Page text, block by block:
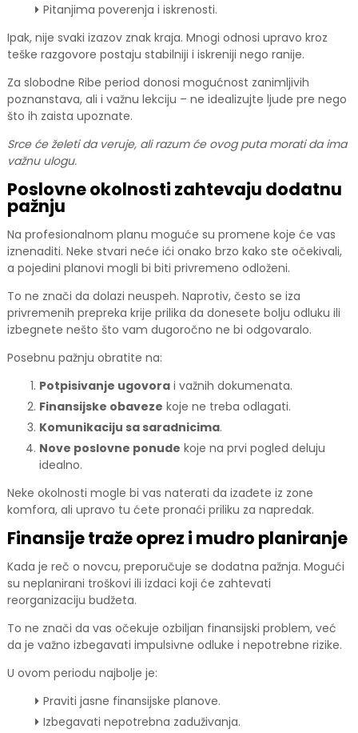
Pitanjima poverenja i iskrenosti.
Ipak, nije svaki izazov znak kraja. Mnogi odnosi upravo kroz
teške razgovore postaju stabilniji i iskreniji nego ranije.
Za slobodne Ribe period donosi mogućnost zanimljivih
poznanstava, ali i važnu lekciju – ne idealizujte ljude pre nego
što ih zaista upoznate.
Srce će želeti da veruje, ali razum će ovog puta morati da ima
važnu ulogu.
Poslovne okolnosti zahtevaju dodatnu
pažnju
Na profesionalnom planu moguće su promene koje će vas
iznenaditi. Neke stvari neće ići onako brzo kako ste očekivali,
a pojedini planovi mogli bi biti privremeno odloženi.
To ne znači da dolazi neuspeh. Naprotiv, često se iza
privremenih prepreka krije prilika da donesete bolju odluku ili
izbegnete nešto što vam dugoročno ne bi odgovaralo.
Posebnu pažnju obratite na:
Potpisivanje ugovorai važnih dokumenata.
Finansijske obaveze koje ne treba odlagati.
Komunikaciju sa saradnicima.
Nove poslovne ponude koje na prvi pogled deluju
idealno.
Neke okolnosti mogle bi vas naterati da izađete iz zone
komfora, ali upravo tu ćete pronaći priliku za napredak.
Finansije traže oprez i mudro planiranje
Kada je reč o novcu, preporučuje se dodatna pažnja. Mogući
su neplanirani troškovi ili izdaci koji će zahtevati
reorganizaciju budžeta.
To ne znači da vas očekuje ozbiljan finansijski problem, već
da je važno izbegavati impulsivne odluke i nepotrebne rizike.
U ovom periodu najbolje je:
Praviti jasne finansijske planove.
Izbegavati nepotrebna zaduživanja.